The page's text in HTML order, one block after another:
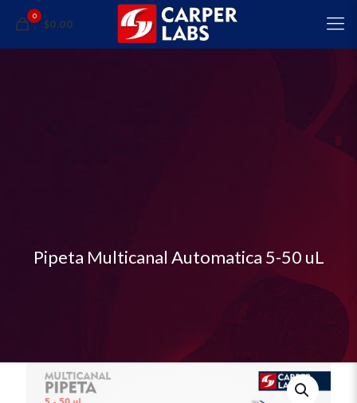
0
$0.00
Pipeta Multicanal Automatica 5-50 uL